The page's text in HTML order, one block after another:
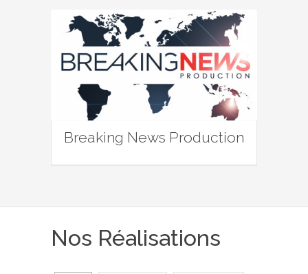
Breaking News Production
Nos Réalisations